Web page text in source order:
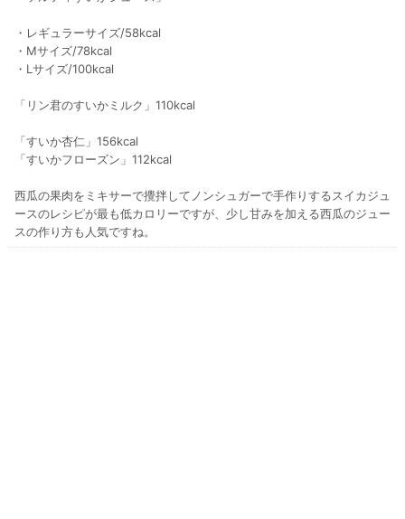
・レギュラーサイズ/58kcal
・Mサイズ/78kcal
・Lサイズ/100kcal
「リン君のすいかミルク」110kcal
「すいか杏仁」156kcal
「すいかフローズン」112kcal
西瓜の果肉をミキサーで攪拌してノンシュガーで手作りするスイカジュ
ースのレシピが最も低カロリーですが、少し甘みを加える西瓜のジュー
スの作り方も人気ですね。